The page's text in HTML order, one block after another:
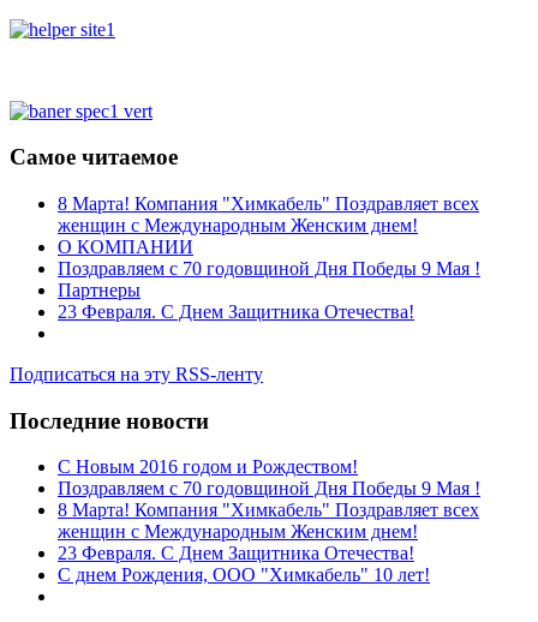
Самое читаемое
8 Марта! Компания "Химкабель" Поздравляет всех
женщин с Международным Женским днем!
О КОМПАНИИ
Поздравляем с 70 годовщиной Дня Победы 9 Мая !
Партнеры
23 Февраля. С Днем Защитника Отечества!
Подписаться на эту RSS-ленту
Последние новости
C Новым 2016 годом и Рождеством!
Поздравляем с 70 годовщиной Дня Победы 9 Мая !
8 Марта! Компания "Химкабель" Поздравляет всех
женщин с Международным Женским днем!
23 Февраля. С Днем Защитника Отечества!
С днем Рождения, ООО "Химкабель" 10 лет!